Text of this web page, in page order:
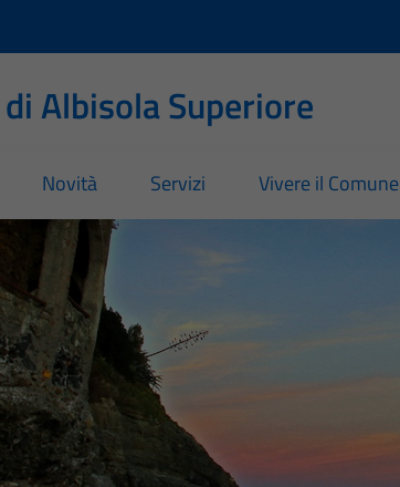
Albisola Superiore
Novità Servizi Vivere il Comune
Superiore